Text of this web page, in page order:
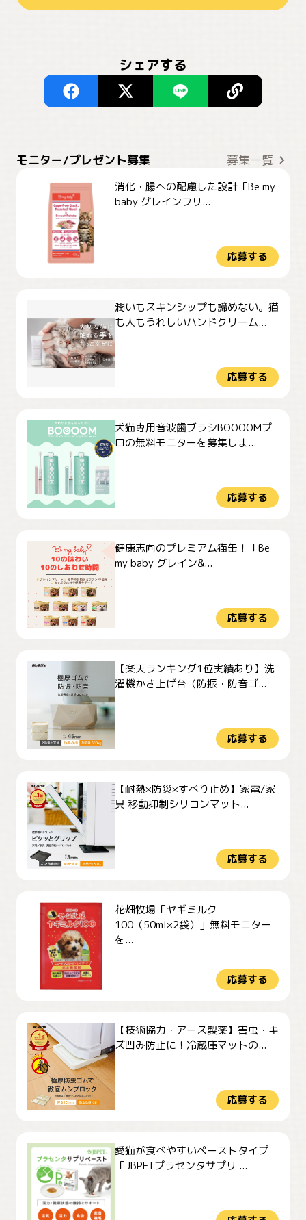
シェアする
モニター/プレゼント募集 募集一覧
消化・腸への配慮した設計「Be my
baby グレインフリ...
応募する
潤いもスキンシップも諦めない。猫
も人もうれしいハンドクリーム...
応募する
犬猫専用音波歯ブラシBOOOOMプ
ロの無料モニターを募集しま...
応募する
健康志向のプレミアム猫缶！「Be
my baby グレイン&...
応募する
【楽天ランキング1位実績あり】洗
濯機かさ上げ台（防振・防音ゴ...
応募する
【耐熱×防災×すべり止め】家電/家
具 移動抑制シリコンマット...
応募する
花畑牧場「ヤギミルク
100（50ml×2袋）」無料モニター
を...
応募する
【技術協力・アース製薬】害虫・キ
ズ凹み防止に！冷蔵庫マットの...
応募する
愛猫が食べやすいペーストタイプ
「JBPETプラセンタサプリ ...